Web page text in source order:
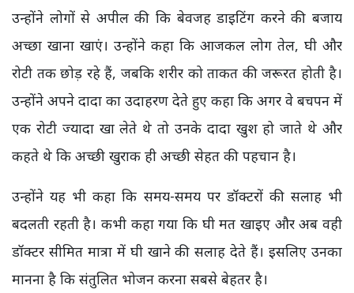
उन्होंने लोगों से अपील की कि बेवजह डाइटिंग करने की बजाय
अच्छा खाना खाएं। उन्होंने कहा कि आजकल लोग तेल, घी और
रोटी तक छोड़ रहे हैं, जबकि शरीर को ताकत की जरूरत होती है।
उन्होंने अपने दादा का उदाहरण देते हुए कहा कि अगर वे बचपन में
एक रोटी ज्यादा खा लेते थे तो उनके दादा खुश हो जाते थे और
कहते थे कि अच्छी खुराक ही अच्छी सेहत की पहचान है।
उन्होंने यह भी कहा कि समय-समय पर डॉक्टरों की सलाह भी
बदलती रहती है। कभी कहा गया कि घी मत खाइए और अब वही
डॉक्टर सीमित मात्रा में घी खाने की सलाह देते हैं। इसलिए उनका
मानना है कि संतुलित भोजन करना सबसे बेहतर है।